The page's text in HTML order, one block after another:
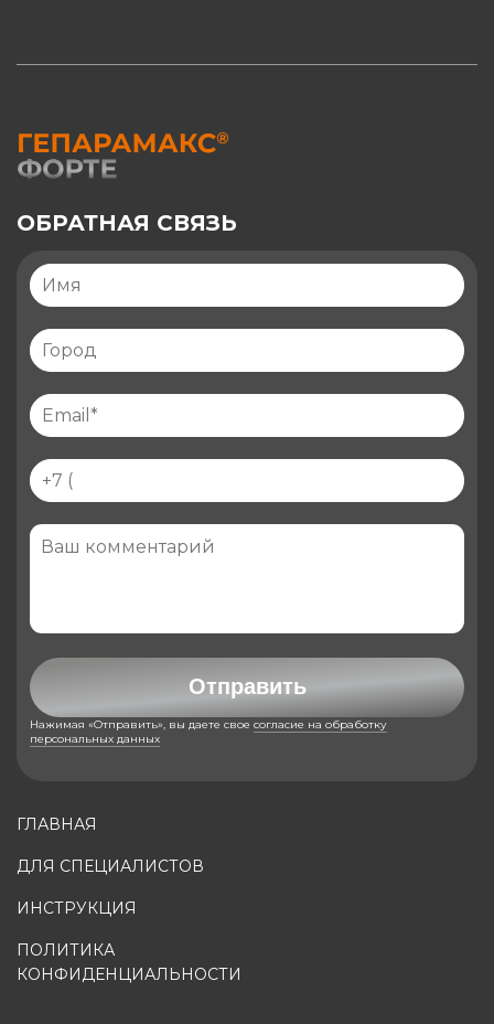
ГЛАВНАЯ
ДЛЯ СПЕЦИАЛИСТОВ
ИНСТРУКЦИЯ
ПОЛИТИКА
КОНФИДЕНЦИАЛЬНОСТИ
ОБРАТНАЯ СВЯЗЬ
Отправить
Нажимая «Отправить», вы даете свое согласие на обработку
персональных данных